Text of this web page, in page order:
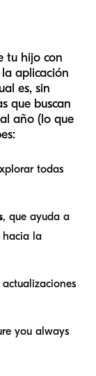
tu hijo con
aplicación
es, sin
que buscan
año (lo que
todas
, que ayuda a
hacia la
you always